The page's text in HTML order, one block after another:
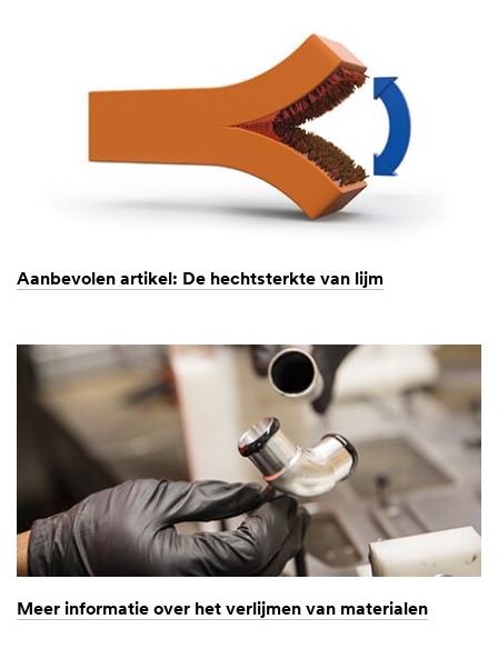
Aanbevolen artikel: De hechtsterkte van lijm
Meer informatie over het verlijmen van materialen